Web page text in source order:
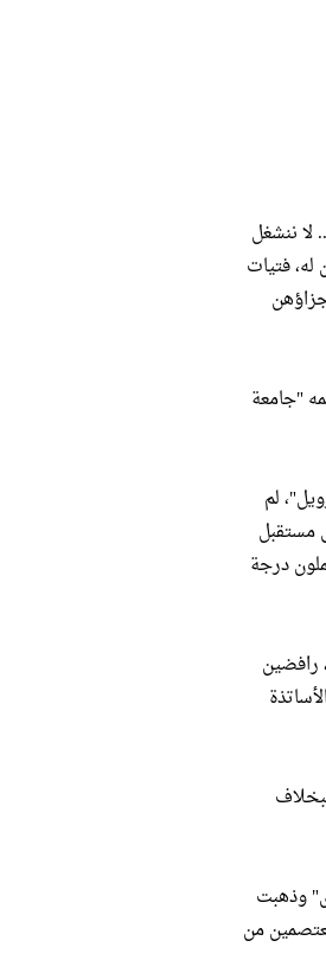
لا ننشغل
له، فتيات
"جامعة
لم
مستقبل
درجة
رافضين
وذهبت
من